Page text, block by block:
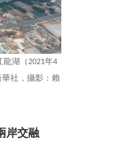
湖（2021年4
華社，攝影：賴
岸交融